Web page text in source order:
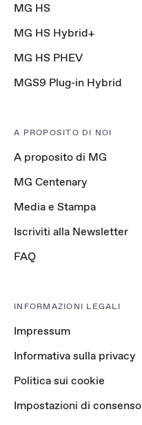
MG HS
MG HS Hybrid+
MG HS PHEV
MGS9 Plug-in Hybrid
A PROPOSITO DI NOI
A proposito di MG
MG Centenary
Media e Stampa
Iscriviti alla Newsletter
FAQ
INFORMAZIONI LEGALI
Impressum
Informativa sulla privacy
Politica sui cookie
Impostazioni di consenso